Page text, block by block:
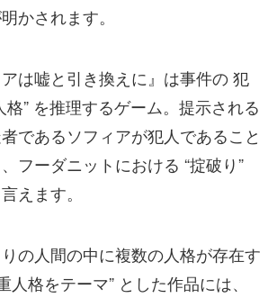
かされます。
は嘘と引き換えに』は事件の 犯
格” を推理するゲーム。提示される
であるソフィアが犯人であること
フーダニットにおける “掟破り”
えます。
の人間の中に複数の人格が存在す
人格をテーマ” とした作品には、